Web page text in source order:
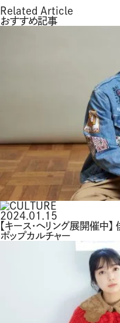
Related Article
おすすめ記事
2024.01.15
【キース・ヘリング展開催中
ポップカルチャー